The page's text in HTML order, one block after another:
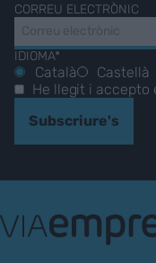
CORREU ELECTRÒNIC
IDIOMA*
Català
Castellà
He llegit i accepto
Subscriure's